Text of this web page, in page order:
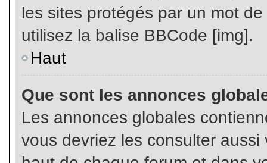
les sites protégés par un mot
utilisez la balise BBCode [img].
Haut
Que sont les annonces
Les annonces globales
vous devriez les consulter